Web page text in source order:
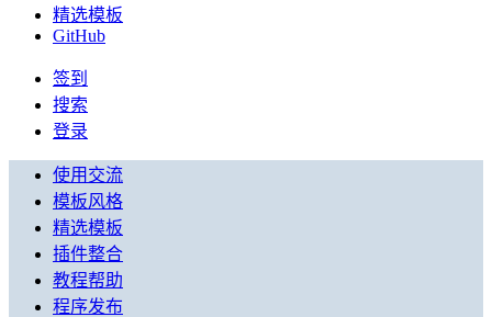
精选模板
GitHub
签到
搜索
登录
使用交流
模板风格
精选模板
插件整合
教程帮助
程序发布